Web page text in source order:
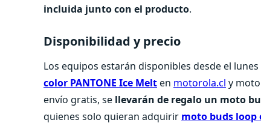
incluida junto con el producto.
Disponibilidad y precio
Los equipos estarán disponibles desde el
color PANTONE Ice Melten motorola.cl y
envío gratis, se llevarán de regalo un moto
quienes solo quieran adquirir moto buds loop